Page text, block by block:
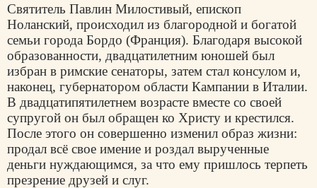
Святитель Павлин Милостивый, епископ
Ноланский, происходил из благородной и богатой
семьи города Бордо (Франция). Благодаря высокой
образованности, двадцатилетним юношей был
избран в римские сенаторы, затем стал консулом и,
наконец, губернатором области Кампании в Италии.
В двадцатипятилетнем возрасте вместе со своей
супругой он был обращен ко Христу и крестился.
После этого он совершенно изменил образ жизни:
продал всё свое имение и роздал вырученные
деньги нуждающимся, за что ему пришлось терпеть
презрение друзей и слуг.